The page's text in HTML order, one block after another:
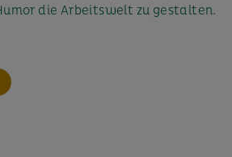
die Arbeitswelt zu gestalten.